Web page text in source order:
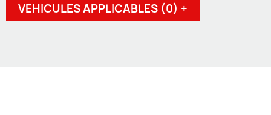
VEHICULES APPLICABLES (0) +